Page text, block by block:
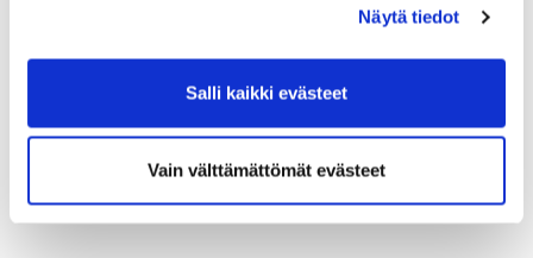
Näytä tiedot
Salli kaikki evästeet
Vain välttämättömät evästeet